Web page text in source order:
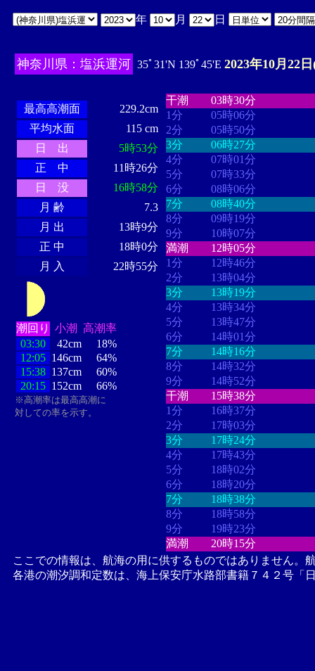
年 月 日
神奈川県：塩浜運河 35ﾟ31'N 139ﾟ45'E 2023年10月22
最高高潮面
229.2cm
平均水面
115 cm
日 出
5時53分
正 中
11時26分
日 没
16時58分
月 齢
7.3
月 出
13時9分
正 中
18時0分
月 入
22時55分
潮回り 小潮 高潮率
03:30
42cm
18%
12:05 146cm
64%
15:38 137cm
60%
20:15 152cm 66%
※高潮率は最高高潮に
対しての率を示す。
干潮
03時30分
1分
05時06分
2分
05時50分
3分
06時27分
4分
07時01分
5分
07時33分
6分
08時06分
7分
08時40分
8分
09時19分
9分
10時07分
満潮
12時05分
1分
12時46分
2分
13時04分
3分
13時19分
4分
13時34分
5分
13時47分
6分
14時01分
7分
14時16分
8分
14時32分
9分
14時52分
干潮
15時38分
1分
16時37分
2分
17時03分
3分
17時24分
4分
17時43分
5分
18時02分
6分
18時20分
7分
18時38分
8分
18時58分
9分
19時23分
満潮
20時15分
ここでの情報は、航海の用に供するものではありません。
各港の潮汐調和定数は、海上保安庁水路部書籍７４２号「